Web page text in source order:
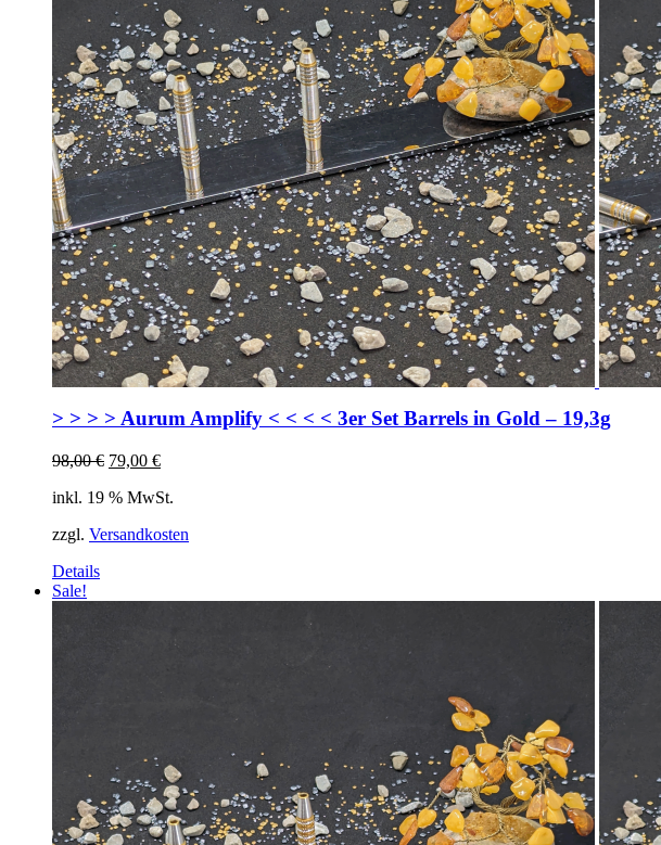
> > > > Aurum Amplify < < < < 3er Set Barrels in Gold – 19,3g
98,00€ Ursprünglicher
war:
79,00 €Aktueller
ist:
inkl. 19 % MwSt.
zzgl. Versandkosten
Details
Sale!